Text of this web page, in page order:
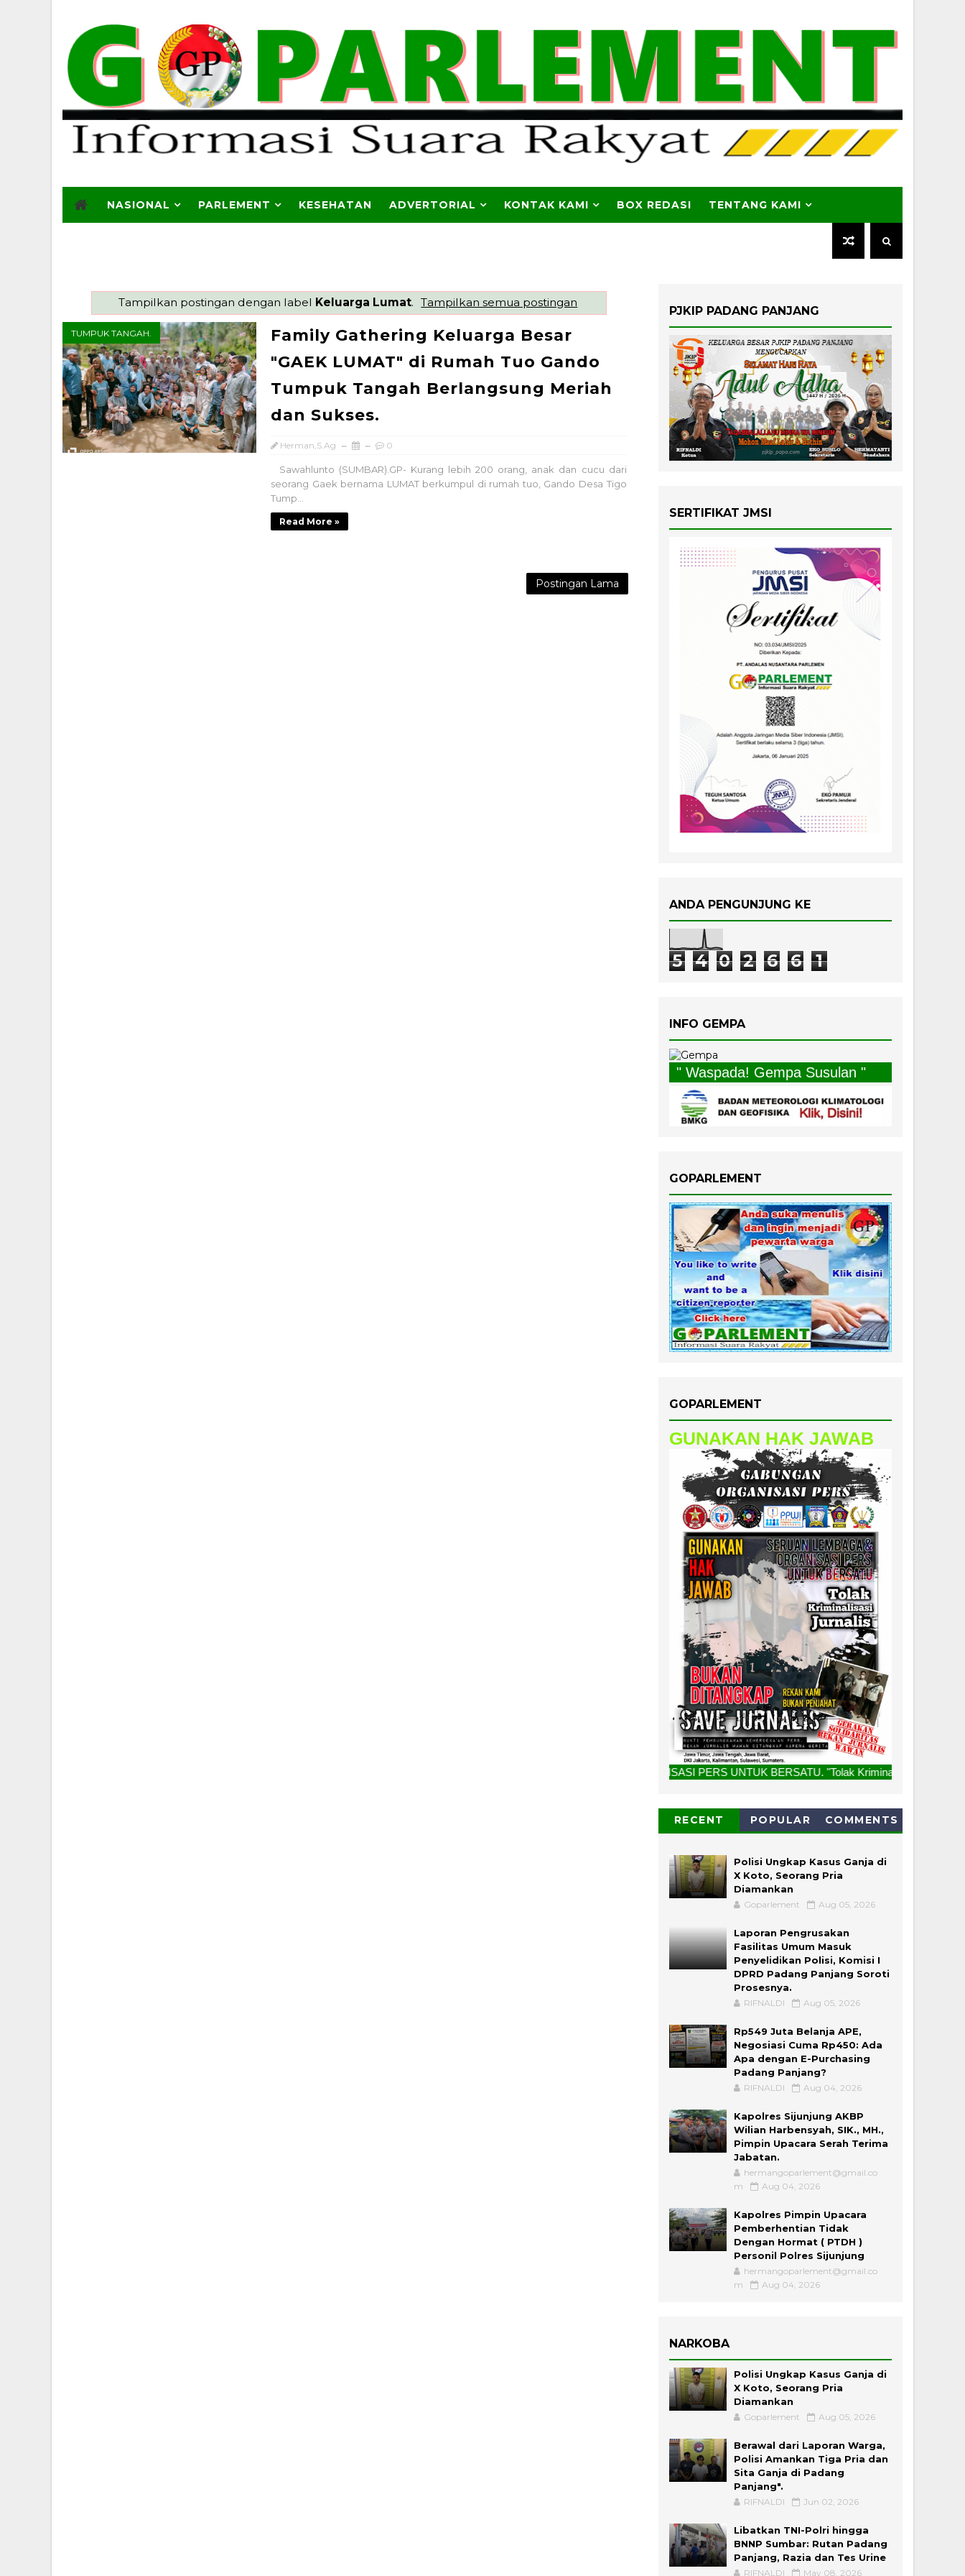
NASIONAL PARLEMENT KESEHATAN ADVERTORIAL KONTAK KAMI BOX REDASI TENTANG KAMI
Tampilkan postingan dengan label Keluarga Lumat. Tampilkan semua postingan
TUMPUK TANGAH.
Family Gathering Keluarga Besar
"GAEK LUMAT" di Rumah Tuo Gando
Tumpuk Tangah Berlangsung Meriah
dan Sukses.
Herman,S.Ag 0
Sawahlunto (SUMBAR).GP- Kurang lebih 200 orang, anak dan cucu dari
seorang Gaek bernama LUMAT berkumpul di rumah tuo, Gando Desa Tigo
Tump...
Read More »
Postingan Lama
PJKIP PADANG PANJANG
SERTIFIKAT JMSI
ANDA PENGUNJUNG KE
5 4 0 2 6 6 1
INFO GEMPA
" Waspada! Gempa Susulan "
GOPARLEMENT
GOPARLEMENT
GUNAKAN HAK JAWAB
SERUAN LEMBAGA & ORGANISASI PERS UNTUK BERSATU. "Tolak Kriminalisasi Jurnalis, Rekan
RECENT POPULAR COMMENTS
Polisi Ungkap Kasus Ganja di
X Koto, Seorang Pria
Diamankan
Goparlement Aug 05, 2026
Laporan Pengrusakan
Fasilitas Umum Masuk
Penyelidikan Polisi, Komisi I
DPRD Padang Panjang Soroti
Prosesnya.
RIFNALDI Aug 05, 2026
Rp549 Juta Belanja APE,
Negosiasi Cuma Rp450: Ada
Apa dengan E-Purchasing
Padang Panjang?
RIFNALDI Aug 04, 2026
Kapolres Sijunjung AKBP
Wilian Harbensyah, SIK., MH.,
Pimpin Upacara Serah Terima
Jabatan.
hermangoparlement@gmail.co
m
Aug 04, 2026
Kapolres Pimpin Upacara
Pemberhentian Tidak
Dengan Hormat ( PTDH )
Personil Polres Sijunjung
hermangoparlement@gmail.co
m
Aug 04, 2026
NARKOBA
Polisi Ungkap Kasus Ganja di
X Koto, Seorang Pria
Diamankan
Goparlement Aug 05, 2026
Berawal dari Laporan Warga,
Polisi Amankan Tiga Pria dan
Sita Ganja di Padang
Panjang".
RIFNALDI Jun 02, 2026
Libatkan TNI-Polri hingga
BNNP Sumbar: Rutan Padang
Panjang, Razia dan Tes Urine
RIFNALDI May 08, 2026